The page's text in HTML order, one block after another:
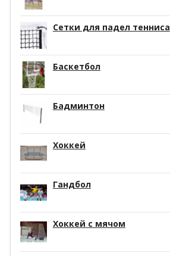
Сетки для падел тенниса
Баскетбол
Бадминтон
Хоккей
Гандбол
Хоккей с мячом